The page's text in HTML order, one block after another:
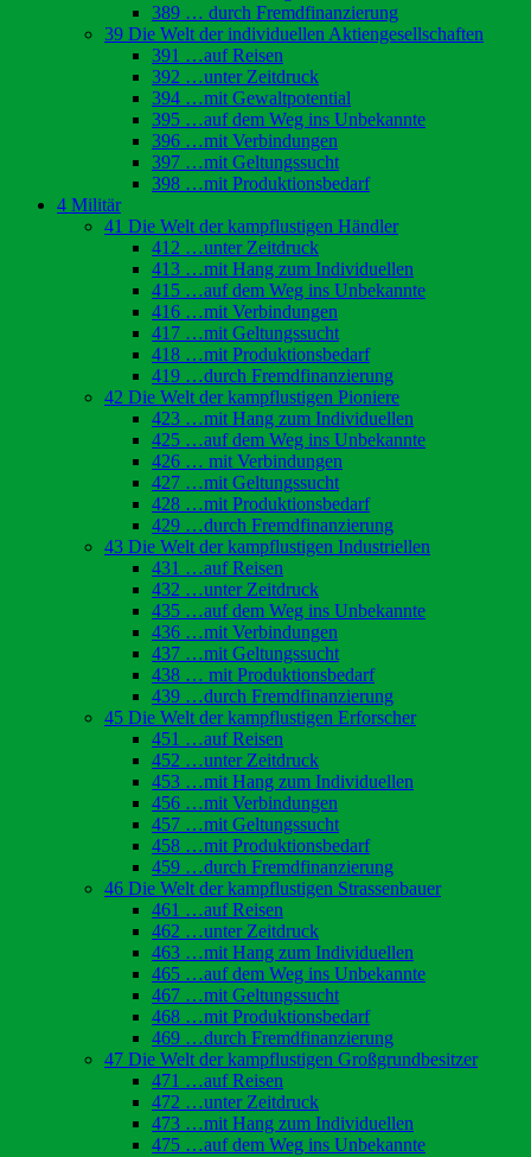
389 … durch Fremdfinanzierung
39 Die Welt der individuellen Aktiengesellschaften
391 …auf Reisen
392 …unter Zeitdruck
394 …mit Gewaltpotential
395 …auf dem Weg ins Unbekannte
396 …mit Verbindungen
397 …mit Geltungssucht
398 …mit Produktionsbedarf
4 Militär
41 Die Welt der kampflustigen Händler
412 …unter Zeitdruck
413 …mit Hang zum Individuellen
415 …auf dem Weg ins Unbekannte
416 …mit Verbindungen
417 …mit Geltungssucht
418 …mit Produktionsbedarf
419 …durch Fremdfinanzierung
42 Die Welt der kampflustigen Pioniere
423 …mit Hang zum Individuellen
425 …auf dem Weg ins Unbekannte
426 … mit Verbindungen
427 …mit Geltungssucht
428 …mit Produktionsbedarf
429 …durch Fremdfinanzierung
43 Die Welt der kampflustigen Industriellen
431 …auf Reisen
432 …unter Zeitdruck
435 …auf dem Weg ins Unbekannte
436 …mit Verbindungen
437 …mit Geltungssucht
438 … mit Produktionsbedarf
439 …durch Fremdfinanzierung
45 Die Welt der kampflustigen Erforscher
451 …auf Reisen
452 …unter Zeitdruck
453 …mit Hang zum Individuellen
456 …mit Verbindungen
457 …mit Geltungssucht
458 …mit Produktionsbedarf
459 …durch Fremdfinanzierung
46 Die Welt der kampflustigen Strassenbauer
461 …auf Reisen
462 …unter Zeitdruck
463 …mit Hang zum Individuellen
465 …auf dem Weg ins Unbekannte
467 …mit Geltungssucht
468 …mit Produktionsbedarf
469 …durch Fremdfinanzierung
47 Die Welt der kampflustigen Großgrundbesitzer
471 …auf Reisen
472 …unter Zeitdruck
473 …mit Hang zum Individuellen
475 …auf dem Weg ins Unbekannte